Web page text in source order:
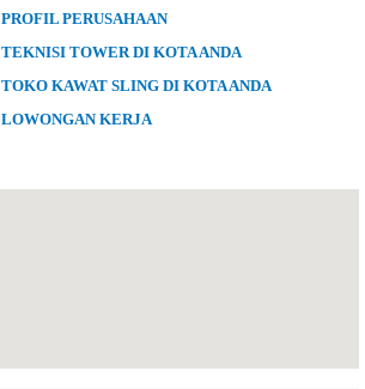
PROFIL PERUSAHAAN
TEKNISI TOWER DI KOTA ANDA
TOKO KAWAT SLING DI KOTA ANDA
LOWONGAN KERJA